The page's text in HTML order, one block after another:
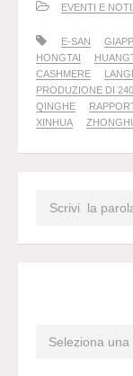
EVENTI E
E-SAN
HONGTAI
CASHMERE
PRODUZIONE DI
QINGHE
XINHUA